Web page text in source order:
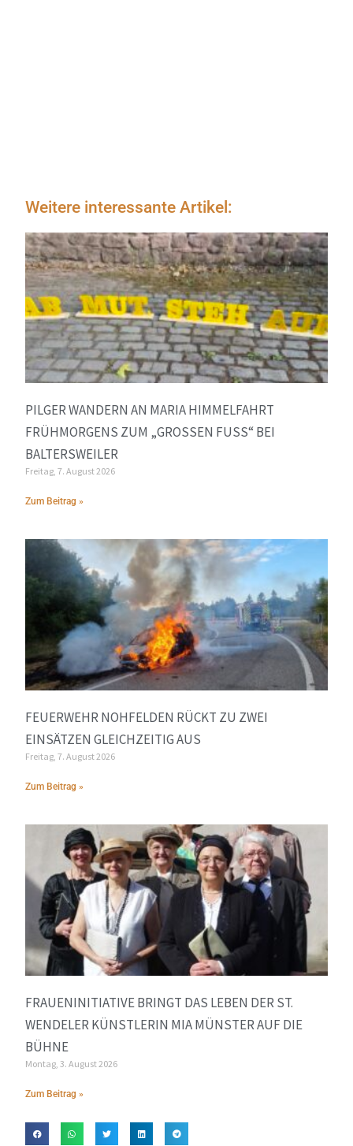
Weitere interessante Artikel:
PILGER WANDERN AN MARIA HIMMELFAHRT
FRÜHMORGENS ZUM „GROSSEN FUSS“ BEI BA
LTERSWEILER
Freitag, 7. August 2026
Zum Beitrag »
FEUERWEHR NOHFELDEN RÜCKT ZU ZWEI
EINSÄTZEN GLEICHZEITIG AUS
Freitag, 7. August 2026
Zum Beitrag »
FRAUENINITIATIVE BRINGT DAS LEBEN DER ST.
WENDELER KÜNSTLERIN MIA MÜNSTER AUF DIE
BÜHNE
Montag, 3. August 2026
Zum Beitrag »